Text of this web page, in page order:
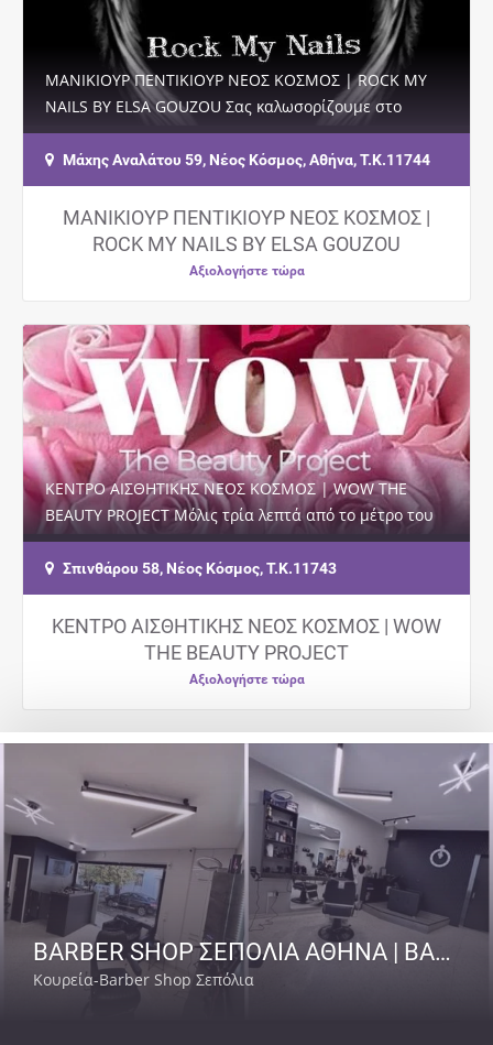
ΜΑΝΙΚΙΟΥΡ ΠΕΝΤΙΚΙΟΥΡ ΝΕΟΣ ΚΟΣΜΟΣ | ROCK MY
NAILS BY ELSA GOUZOU Σας καλωσορίζουμε στο
κατάστημα ROCK MY NAILS BY ELSA GOUZOU στο Νέο
Κόσμο…
Μάχης Αναλάτου 59, Νέος Κόσμος, Αθήνα, Τ.Κ.11744
ΜΑΝΙΚΙΟΥΡ ΠΕΝΤΙΚΙΟΥΡ ΝΕΟΣ ΚΟΣΜΟΣ |
ROCK MY NAILS BY ELSA GOUZOU
Αξιολογήστε τώρα
ΚΕΝΤΡΟ ΑΙΣΘΗΤΙΚΗΣ ΝΕΟΣ ΚΟΣΜΟΣ | WOW THE
BEAUTY PROJECT Μόλις τρία λεπτά από το μέτρο του
Νέου Κόσμου ένας παραδεισένιος κόσμος ομορφιάς
σας…Σπινθάρου 58, Νέος Κόσμος, Τ.Κ.11743
ΚΕΝΤΡΟ ΑΙΣΘΗΤΙΚΗΣ ΝΕΟΣ ΚΟΣΜΟΣ | WOW
THE BEAUTY PROJECT
Αξιολογήστε τώρα
BARBER SHOP ΣΕΠΟΛΙΑ ΑΘΗΝΑ | BARBER SENPAI
Κουρεία-Barber Shop Σεπόλια